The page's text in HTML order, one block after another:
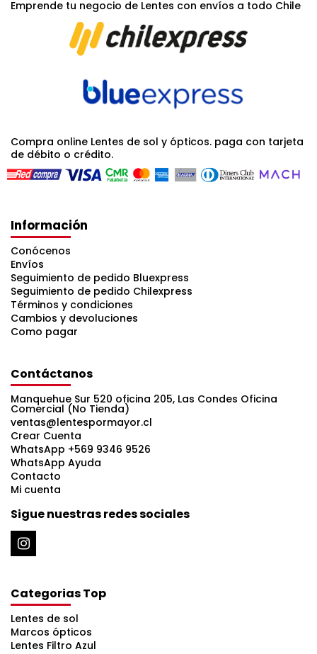
Emprende tu negocio de Lentes con envíos a todo Chile
Compra online Lentes de sol y ópticos. paga con tarjeta
de débito o crédito.
Información
Conócenos
Envíos
Seguimiento de pedido Bluexpress
Seguimiento de pedido Chilexpress
Términos y condiciones
Cambios y devoluciones
Como pagar
Contáctanos
Manquehue Sur 520 oficina 205, Las Condes Oficina
Comercial (No Tienda)
ventas@lentespormayor.cl
Crear Cuenta
WhatsApp +569 9346 9526
WhatsApp Ayuda
Contacto
Mi cuenta
Sigue nuestras redes sociales
Categorias Top
Lentes de sol
Marcos ópticos
Lentes Filtro Azul